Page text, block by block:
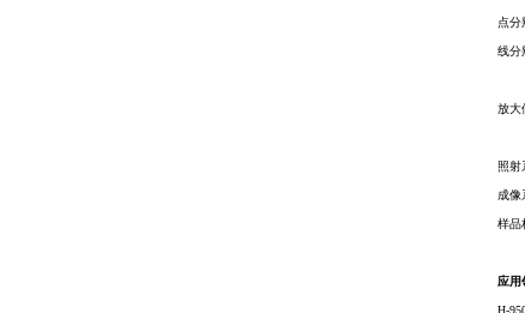
点分
线分
放大
照射
成像
样品
应用
H-